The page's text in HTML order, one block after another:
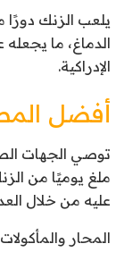
يلعب الزنك
الدماغ، ما يجعله
الإدراكية.
أفضل
عليه من خلال
المحار